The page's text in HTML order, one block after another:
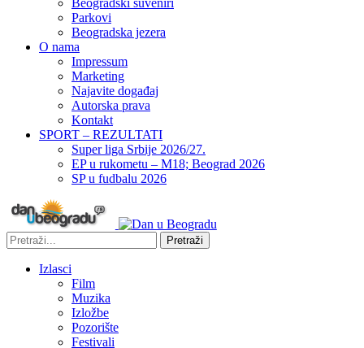
Beogradski suveniri
Parkovi
Beogradska jezera
O nama
Impressum
Marketing
Najavite događaj
Autorska prava
Kontakt
SPORT – REZULTATI
Super liga Srbije 2026/27.
EP u rukometu – M18; Beograd 2026
SP u fudbalu 2026
Pretraži
Izlasci
Film
Muzika
Izložbe
Pozorište
Festivali